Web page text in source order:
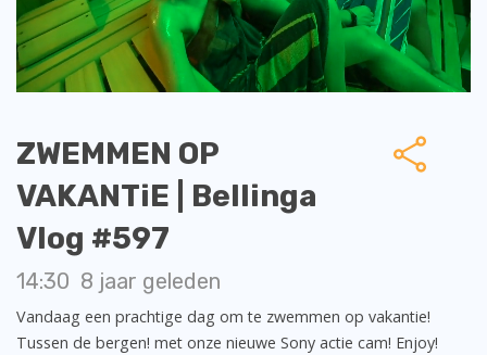
ZWEMMEN OP
VAKANTiE | Bellinga
Vlog #597
14:30 8 jaar geleden
Vandaag een prachtige dag om te zwemmen op vakantie!
Tussen de bergen! met onze nieuwe Sony actie cam! Enjoy!